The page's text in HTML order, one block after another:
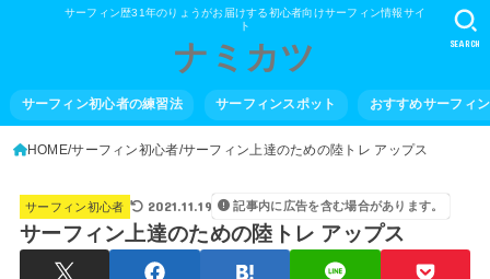
サーフィン歴31年のりょうがお届けする初心者向けサーフィン情報サイ
ト
ナミカツ
サーフィン初心者の練習法 サーフィンスポット おすすめサーフィ
SEARCH
HOME サーフィン初心者 サーフィン上達のための陸トレ アップス
サーフィン初心者 2021.11.19 記事内に広告を含む場合があります。
サーフィン上達のための陸トレ アップス